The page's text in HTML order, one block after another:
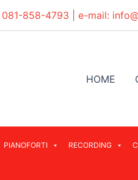
081-858-4793 | e-mail:
HOME
PIANOFORTI RECORDING